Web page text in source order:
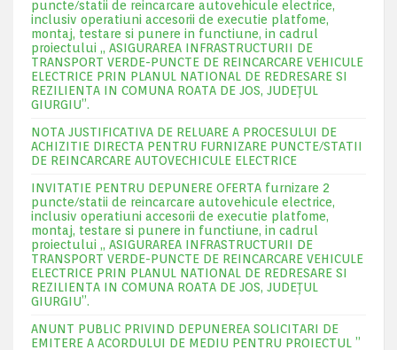
puncte/statii de reincarcare autovehicule electrice,
inclusiv operatiuni accesorii de executie platfome,
montaj, testare si punere in functiune, in cadrul
proiectului „ ASIGURAREA INFRASTRUCTURII DE
TRANSPORT VERDE-PUNCTE DE REINCARCARE VEHICULE
ELECTRICE PRIN PLANUL NATIONAL DE REDRESARE SI
REZILIENTA IN COMUNA ROATA DE JOS, JUDEŢUL
GIURGIU”.
NOTA JUSTIFICATIVA DE RELUARE A PROCESULUI DE
ACHIZITIE DIRECTA PENTRU FURNIZARE PUNCTE/STATII
DE REINCARCARE AUTOVECHICULE ELECTRICE
INVITATIE PENTRU DEPUNERE OFERTA furnizare 2
puncte/statii de reincarcare autovehicule electrice,
inclusiv operatiuni accesorii de executie platfome,
montaj, testare si punere in functiune, in cadrul
proiectului „ ASIGURAREA INFRASTRUCTURII DE
TRANSPORT VERDE-PUNCTE DE REINCARCARE VEHICULE
ELECTRICE PRIN PLANUL NATIONAL DE REDRESARE SI
REZILIENTA IN COMUNA ROATA DE JOS, JUDEŢUL
GIURGIU”.
ANUNT PUBLIC PRIVIND DEPUNEREA SOLICITARI DE
EMITERE A ACORDULUI DE MEDIU PENTRU PROIECTUL ”